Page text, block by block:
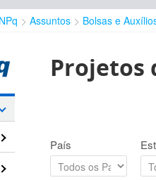
Assuntos Bolsas e
Projetos
País